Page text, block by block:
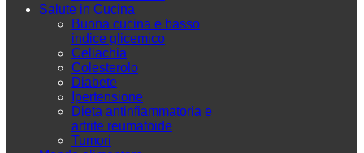
Salute in Cucina
Buona cucina e basso
indice glicemico
Celiachia
Colesterolo
Diabete
Ipertensione
Dieta antinfiammatoria e
artrite reumatoide
Tumori